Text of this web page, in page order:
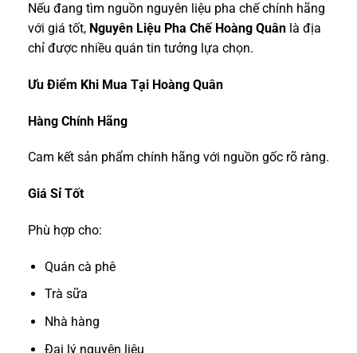
Nếu đang tìm nguồn nguyên liệu pha chế chính hãng
với giá tốt, Nguyên Liệu Pha Chế Hoàng Quân là địa
chỉ được nhiều quán tin tưởng lựa chọn.
Ưu Điểm Khi Mua Tại Hoàng Quân
Hàng Chính Hãng
Cam kết sản phẩm chính hãng với nguồn gốc rõ ràng.
Giá Sỉ Tốt
Phù hợp cho:
Quán cà phê
Trà sữa
Nhà hàng
Đại lý nguyên liệu